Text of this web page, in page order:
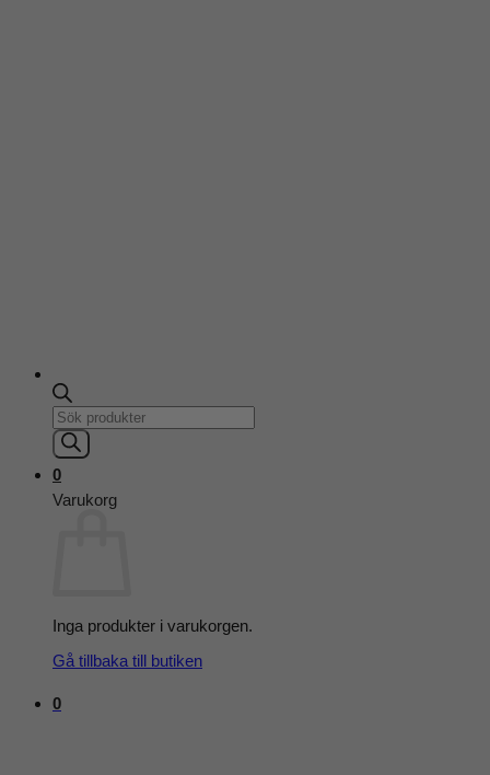
Products
search
0
Varukorg
Inga produkter i varukorgen.
Gå tillbaka till butiken
0